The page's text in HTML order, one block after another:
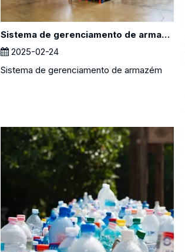
Sistema de gerenciamento de armazém
2025-02-24
Sistema de gerenciamento de armazém